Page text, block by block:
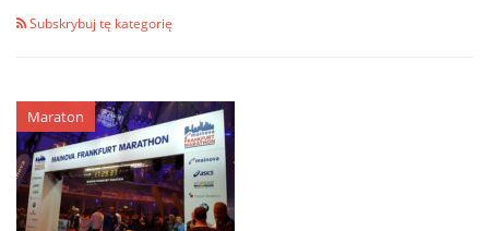
Subskrybuj tę kategorię
Maraton